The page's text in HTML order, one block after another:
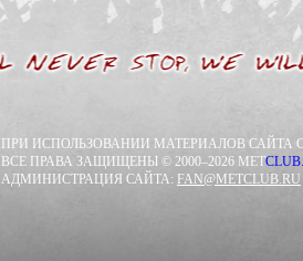
ПРИ ИСПОЛЬЗОВАНИИ МАТЕРИАЛОВ САЙТА
ВСЕ ПРАВА ЗАЩИЩЕНЫ © 2000–2026 METCLUB.
АДМИНИСТРАЦИЯ САЙТА: FAN@METCLUB.RU